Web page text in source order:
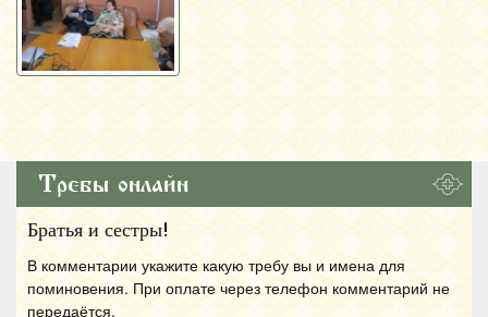
Требы онлайн
Братья и сестры!
В комментарии укажите какую требу вы и имена для
поминовения. При оплате через телефон комментарий не
передаётся.